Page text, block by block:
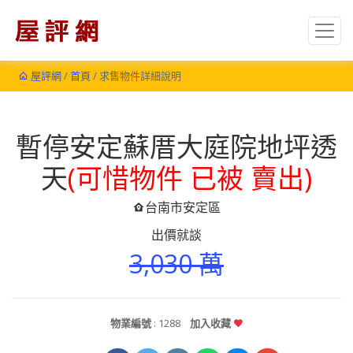
屋評網/首頁 / 求售物件詳細說明
暫停安定蘇厝大庭院地坪透
天(可惜物件 已被 賣出)
台南市安定區
出價就談
3,030 萬
物業編號: 1288 加入收藏